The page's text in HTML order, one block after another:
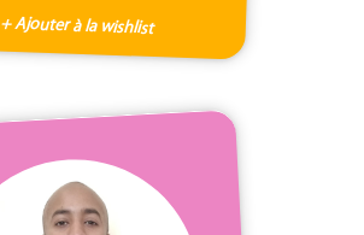
+ Ajouter à la wishlist